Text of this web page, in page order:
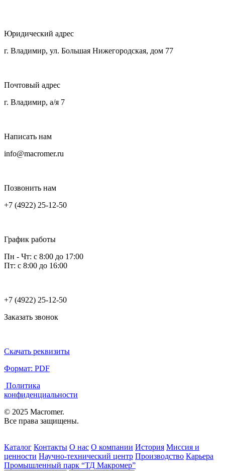
Юридический адрес
г. Владимир, ул. Большая Нижегородская, дом 77
Почтовый адрес
г. Владимир, а/я 7
Написать нам
info@macromer.ru
Позвонить нам
+7 (4922) 25-12-50
График работы
Пн - Чт: с 8:00 до 17:00
Пт: с 8:00 до 16:00
+7 (4922) 25-12-50
Заказать звонок
Скачать реквизиты
Формат: PDF
Политика
конфиденциальности
© 2025 Macromer.
Все права защищены.
Каталог Контакты О нас О компании История Миссия и
ценности Научно-технический центр Производство Карьера
Промышленный парк “ТД Макромер”